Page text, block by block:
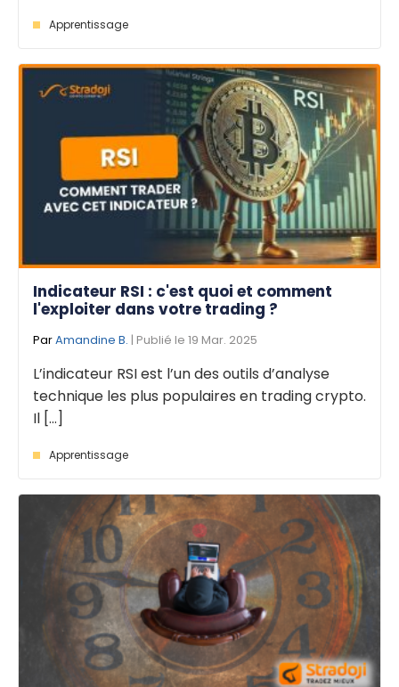
Apprentissage
Indicateur RSI : c'est quoi et comment
l'exploiter dans votre trading ?
ParAmandine B. | Publié le 19 Mar. 2025
L’indicateur RSI est l’un des outils d’analyse
technique les plus populaires en trading crypto.
Il [...]
Apprentissage